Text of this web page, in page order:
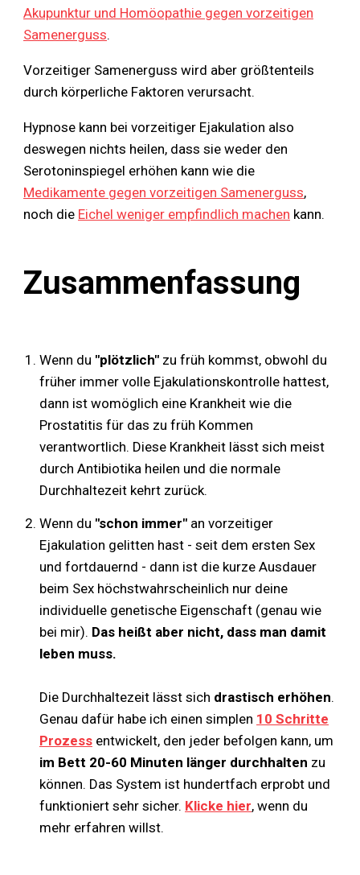
Akupunktur und Homöopathie gegen vorzeitigen
Samenerguss.
Vorzeitiger Samenerguss wird aber größtenteils
durch körperliche Faktoren verursacht.
Hypnose kann bei vorzeitiger Ejakulation also
deswegen nichts heilen, dass sie weder den
Serotoninspiegel erhöhen kann wie die
Medikamente gegen vorzeitigen Samenerguss,
noch die Eichel weniger empfindlich machen kann.
Zusammenfassung
Wenn du "plötzlich" zu früh kommst, obwohl du
früher immer volle Ejakulationskontrolle hattest,
dann ist womöglich eine Krankheit wie die
Prostatitis für das zu früh Kommen
verantwortlich. Diese Krankheit lässt sich meist
durch Antibiotika heilen und die normale
Durchhaltezeit kehrt zurück.
Wenn du "schon immer" an vorzeitiger
Ejakulation gelitten hast - seit dem ersten Sex
und fortdauernd - dann ist die kurze Ausdauer
beim Sex höchstwahrscheinlich nur deine
individuelle genetische Eigenschaft (genau wie
bei mir). Das heißt aber nicht, dass man damit
leben muss.
Die Durchhaltezeit lässt sich drastisch erhöhen.
Genau dafür habe ich einen simplen 10 Schritte
Prozess entwickelt, den jeder befolgen kann, um
im Bett 20-60 Minuten länger durchhalten zu
können. Das System ist hundertfach erprobt und
funktioniert sehr sicher. Klicke hier, wenn du
mehr erfahren willst.